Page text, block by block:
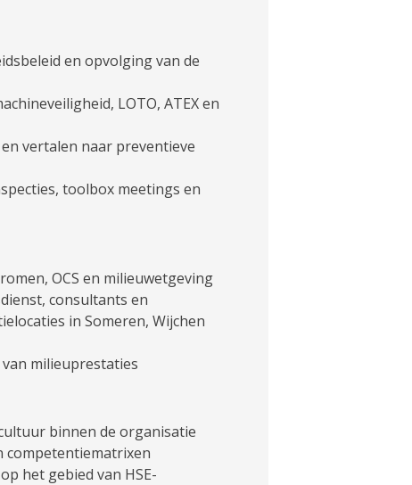
en opvolging van de
LOTO, ATEX en
vertalen naar preventieve
toolbox meetings en
OCS en milieuwetgeving
consultants en
in Someren, Wijchen
milieuprestaties
binnen de organisatie
competentiematrixen
het gebied van HSE-